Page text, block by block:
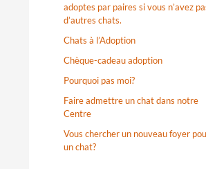
adoptes par paires si vous n’avez
d’autres chats.
Chats à l’Adoption
Chèque-cadeau adoption
Pourquoi pas moi?
Faire admettre un chat dans notre
Centre
Vous chercher un nouveau foyer
un chat?